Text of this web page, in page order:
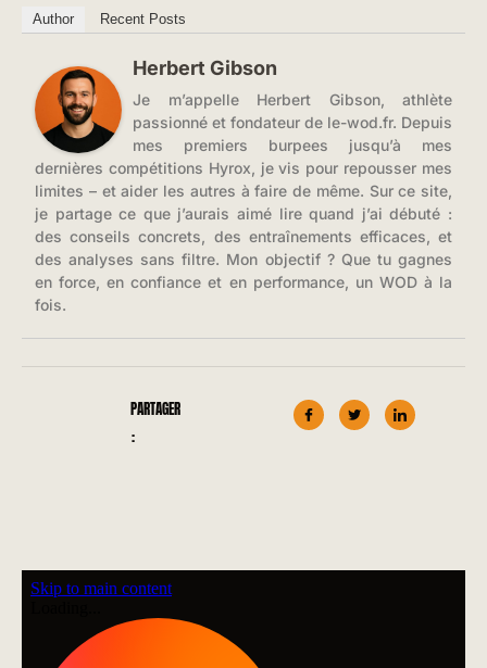
Author Recent Posts
Herbert Gibson
Je m’appelle Herbert Gibson, athlète
passionné et fondateur de le-wod.fr. Depuis
mes premiers burpees jusqu’à mes
dernières compétitions Hyrox, je vis pour repousser mes
limites – et aider les autres à faire de même. Sur ce site,
je partage ce que j’aurais aimé lire quand j’ai débuté :
des conseils concrets, des entraînements efficaces, et
des analyses sans filtre. Mon objectif ? Que tu gagnes
en force, en confiance et en performance, un WOD à la
fois.
PARTAGER
: